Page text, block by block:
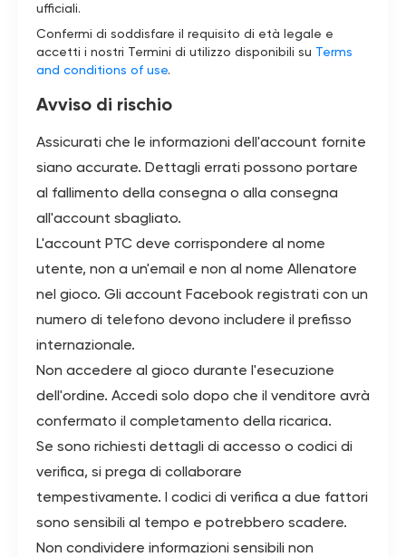
ufficiali.
Confermi di soddisfare il requisito di età legale e
accetti i nostri Termini di utilizzo disponibili su Terms
and conditions of use.
Avviso di rischio
Assicurati che le informazioni dell'account fornite
siano accurate. Dettagli errati possono portare
al fallimento della consegna o alla consegna
all'account sbagliato.
L'account PTC deve corrispondere al nome
utente, non a un'email e non al nome Allenatore
nel gioco. Gli account Facebook registrati con un
numero di telefono devono includere il prefisso
internazionale.
Non accedere al gioco durante l'esecuzione
dell'ordine. Accedi solo dopo che il venditore avrà
confermato il completamento della ricarica.
Se sono richiesti dettagli di accesso o codici di
verifica, si prega di collaborare
tempestivamente. I codici di verifica a due fattori
sono sensibili al tempo e potrebbero scadere.
Non condividere informazioni sensibili non